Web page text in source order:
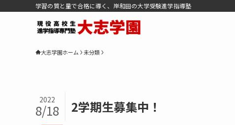
学習の質と量で合格に導く、岸和田の大学受験進学指導塾
大志学園ホーム 未分類
2学期生募集中！
2022
8/18